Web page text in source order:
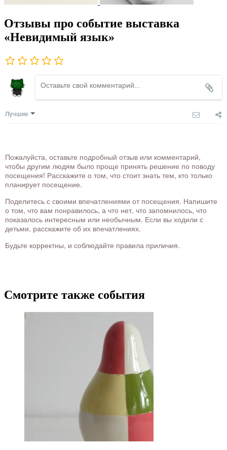
Отзывы про событие выставка
«Невидимый язык»
Лучшие
Пожалуйста, оставьте подробный отзыв или комментарий,
чтобы другим людям было проще принять решение по поводу
посещения! Расскажите о том, что стоит знать тем, кто только
планирует посещение.
Поделитесь с своими впечатлениями от посещения. Напишите
о том, что вам понравилось, а что нет, что запомнилось, что
показалось интересным или необычным. Если вы ходили с
детьми, расскажите об их впечатлениях.
Будьте корректны, и соблюдайте правила приличия.
Смотрите также события